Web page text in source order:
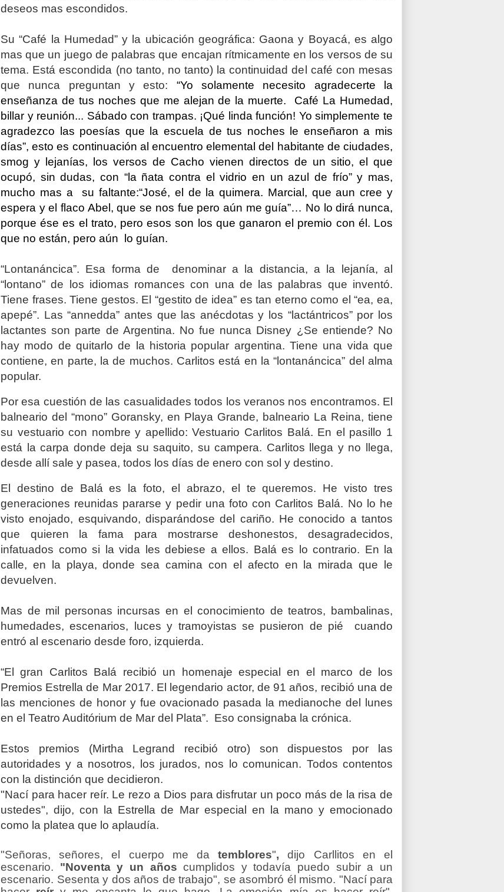
deseos mas escondidos.
Su “Café la Humedad” y la ubicación geográfica: Gaona y Boyacá, es algo
mas que un juego de palabras que encajan rítmicamente en los versos de su
tema. Está escondida (no tanto, no tanto) la continuidad del café con mesas
que nunca preguntan y esto: “Yo solamente necesito agradecerte
la
enseñanza de tus noches que me alejan de la muerte.
Café La Humedad,
billar y reunión... Sábado con trampas. ¡Qué linda función! Yo simplemente te
agradezco las poesías que la escuela de tus noches le enseñaron a mis
días”, esto es continuación al encuentro elemental del habitante de ciudades,
smog y lejanías, los versos de Cacho vienen directos de un sitio, el que
ocupó, sin dudas, con “la ñata contra el vidrio en un azul de frío” y mas,
mucho mas a su faltante:“José, el de la quimera. Marcial, que aun cree y
espera y el flaco Abel, que se nos fue pero aún me guía”… No lo dirá nunca,
porque ése es el trato, pero esos son los que ganaron el premio con él. Los
que no están, pero aún lo guían.
“Lontanáncica”. Esa forma de denominar a la distancia, a la lejanía, al
“lontano” de los idiomas romances con una de las palabras que inventó.
Tiene frases. Tiene gestos. El “gestito de idea” es tan eterno como el “ea, ea,
apepé”. Las “annedda” antes que las anécdotas y los “lactántricos” por los
lactantes son parte de Argentina. No fue nunca Disney ¿Se entiende? No
hay modo de quitarlo de la historia popular argentina. Tiene una vida que
contiene, en parte, la de muchos. Carlitos está en la “lontanáncica” del alma
popular.
Por esa cuestión de las casualidades todos los veranos nos encontramos. El
balneario del “mono” Goransky, en Playa Grande, balneario La Reina, tiene
su vestuario con nombre y apellido: Vestuario Carlitos Balá. En el pasillo 1
está la carpa donde deja su saquito, su campera. Carlitos llega y no llega,
desde allí sale y pasea, todos los días de enero con sol y destino.
El destino de Balá es la foto, el abrazo, el te queremos. He visto tres
generaciones reunidas pararse y pedir una foto con Carlitos Balá. No lo he
visto enojado, esquivando, disparándose del cariño. He conocido a tantos
que quieren la fama para mostrarse deshonestos, desagradecidos,
infatuados como si la vida les debiese a ellos. Balá es lo contrario. En la
calle, en la playa, donde sea camina con el afecto en la mirada que le
devuelven.
Mas de mil personas incursas en el conocimiento de teatros, bambalinas,
humedades, escenarios, luces y tramoyistas se pusieron de pié cuando
entró al escenario desde foro, izquierda.
“El gran Carlitos Balá recibió un homenaje especial en el marco de los
Premios Estrella de Mar 2017. El legendario actor, de 91 años, recibió una de
las menciones de honor y fue ovacionado pasada la medianoche del lunes
en el Teatro Auditórium de Mar del Plata”. Eso consignaba la crónica.
Estos premios (Mirtha Legrand recibió otro) son dispuestos por las
autoridades y a nosotros, los jurados, nos lo comunican. Todos contentos
con la distinción que decidieron.
"Nací para hacer reír. Le rezo a Dios para disfrutar un poco más de la risa de
ustedes", dijo, con la Estrella de Mar especial en la mano y emocionado
como la platea que lo aplaudía.
"Señoras, señores, el cuerpo me da temblores", dijo Carllitos en el
escenario. "Noventa y un años cumplidos y todavía puedo subir a un
escenario. Sesenta y dos años de trabajo", se asombró él mismo. "Nací para